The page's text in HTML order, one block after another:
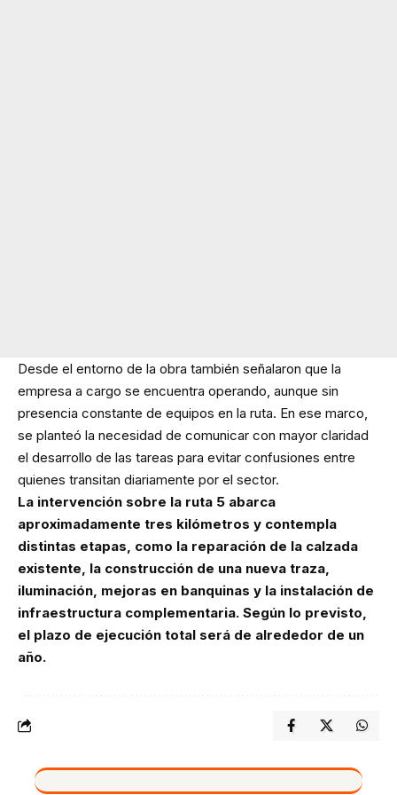
Desde el entorno de la obra también señalaron que la
empresa a cargo se encuentra operando, aunque sin
presencia constante de equipos en la ruta. En ese marco,
se planteó la necesidad de comunicar con mayor claridad
el desarrollo de las tareas para evitar confusiones entre
quienes transitan diariamente por el sector.
La intervención sobre la ruta 5 abarca
aproximadamente tres kilómetros y contempla
distintas etapas, como la reparación de la calzada
existente, la construcción de una nueva traza,
iluminación, mejoras en banquinas y la instalación de
infraestructura complementaria. Según lo previsto,
el plazo de ejecución total será de alrededor de un
año.